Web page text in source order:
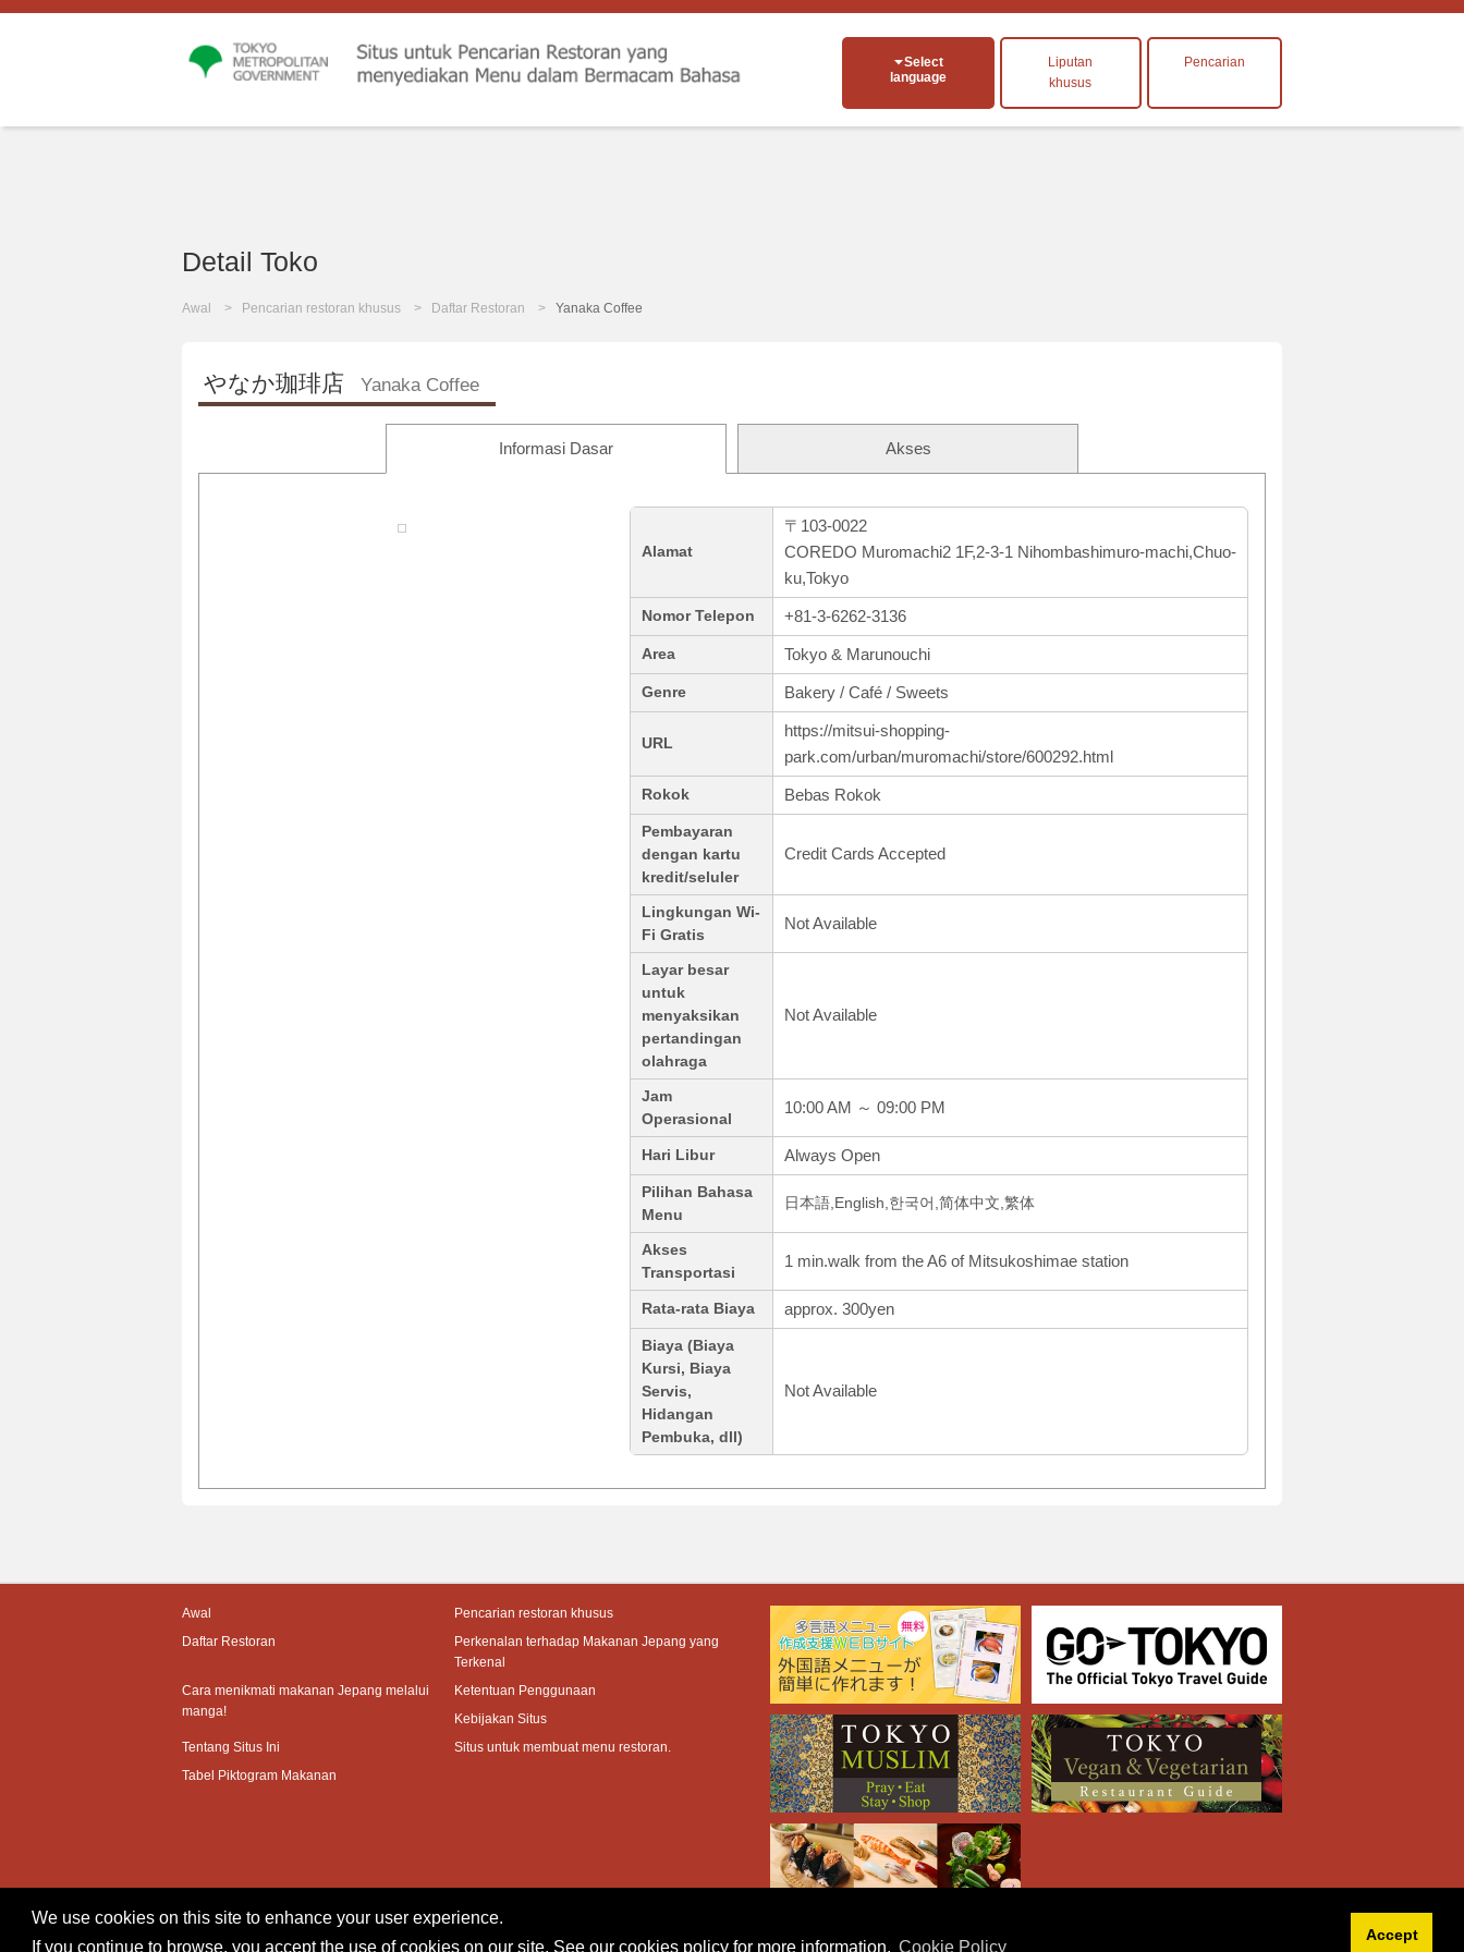
We use cookies on this site to enhance your user experience.
If you continue to browse, you accept the use of cookies on our site. See our cookies policy for more information. Cookie Policy
Accept
Select
language
Liputan
khusus
Pencarian
Detail Toko
Awal Pencarian restoran khusus Daftar Restoran Yanaka Coffee
やなか珈琲店 Yanaka Coffee
Informasi Dasar Akses
Alamat
〒103-0022
COREDO Muromachi2 1F,2-3-1 Nihombashimuro-machi,Chuo-
ku,Tokyo
Nomor Telepon +81-3-6262-3136
Area Tokyo & Marunouchi
Genre Bakery / Café / Sweets
URL
https://mitsui-shopping-
park.com/urban/muromachi/store/600292.html
Rokok Bebas Rokok
Pembayaran
dengan kartu
kredit/seluler
Credit Cards Accepted
Lingkungan Wi-
Fi Gratis
Not Available
Layar besar
untuk
menyaksikan
pertandingan
olahraga
Not Available
Jam
Operasional
10:00 AM ～ 09:00 PM
Hari Libur Always Open
Pilihan Bahasa
Menu
日本語,English,한국어,简体中文,繁体
Akses
Transportasi
1 min.walk from the A6 of Mitsukoshimae station
Rata-rata Biaya approx. 300yen
Biaya (Biaya
Kursi, Biaya
Servis,
Hidangan
Pembuka, dll)
Not Available
Awal
Pencarian restoran khusus
Daftar Restoran
Perkenalan terhadap Makanan Jepang yang
Terkenal
Cara menikmati makanan Jepang melalui
manga!
Ketentuan Penggunaan
Kebijakan Situs
Tentang Situs Ini
Situs untuk membuat menu restoran.
Tabel Piktogram Makanan